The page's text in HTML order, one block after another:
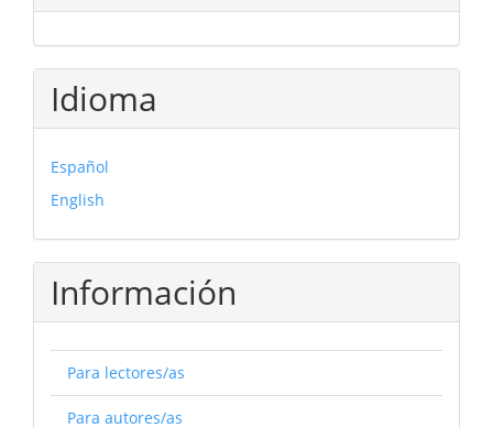
Idioma
Español
English
Información
Para lectores/as
Para autores/as